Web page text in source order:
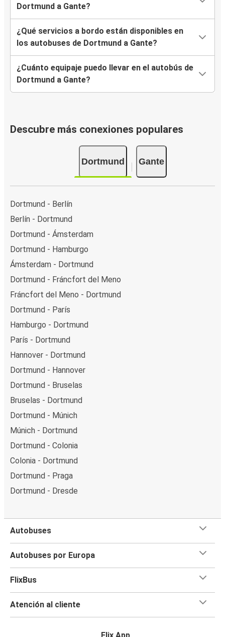
Dortmund a Gante?
¿Qué servicios a bordo están disponibles en
los autobuses de Dortmund a Gante?
¿Cuánto equipaje puedo llevar en el autobús de
Dortmund a Gante?
Descubre más conexiones populares
Dortmund Gante
Dortmund - Berlín
Berlín - Dortmund
Dortmund - Ámsterdam
Dortmund - Hamburgo
Ámsterdam - Dortmund
Dortmund - Fráncfort del Meno
Fráncfort del Meno - Dortmund
Dortmund - París
Hamburgo - Dortmund
París - Dortmund
Hannover - Dortmund
Dortmund - Hannover
Dortmund - Bruselas
Bruselas - Dortmund
Dortmund - Múnich
Múnich - Dortmund
Dortmund - Colonia
Colonia - Dortmund
Dortmund - Praga
Dortmund - Dresde
Autobuses
Autobuses por Europa
FlixBus
Atención al cliente
Flix App